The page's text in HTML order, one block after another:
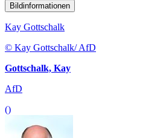
Bildinformationen
Kay Gottschalk
© Kay Gottschalk/ AfD
Gottschalk, Kay
AfD
()